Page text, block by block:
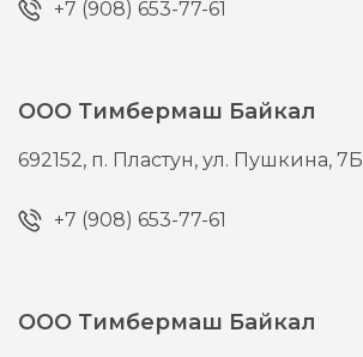
+7 (908) 653-77-61
ООО Тимбермаш Байкал
692152, п. Пластун,ул. Пушкина, 7Б
+7 (908) 653-77-61
ООО Тимбермаш Байкал